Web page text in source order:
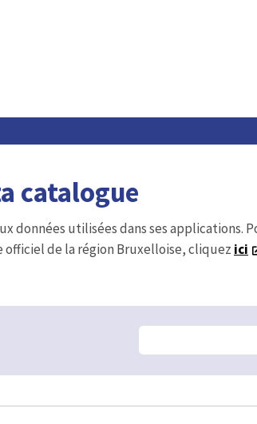
catalogue
données utilisées dans ses applications.
officiel de la région Bruxelloise, cliquez ici